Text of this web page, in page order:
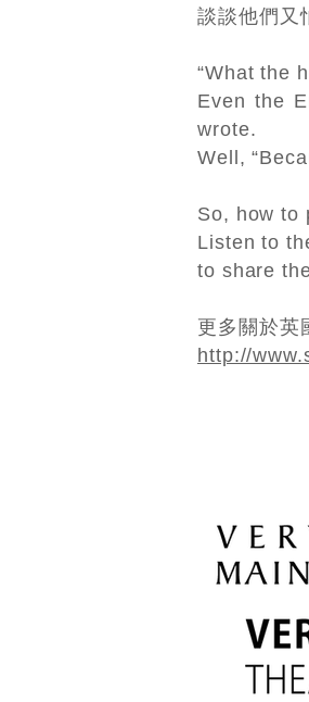
談談他們又
“What the
Even the
wrote.
Well,
So, how to
Listen to
to share
更多關於英
http://